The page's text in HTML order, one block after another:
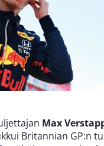
Max
Britannian GP:n